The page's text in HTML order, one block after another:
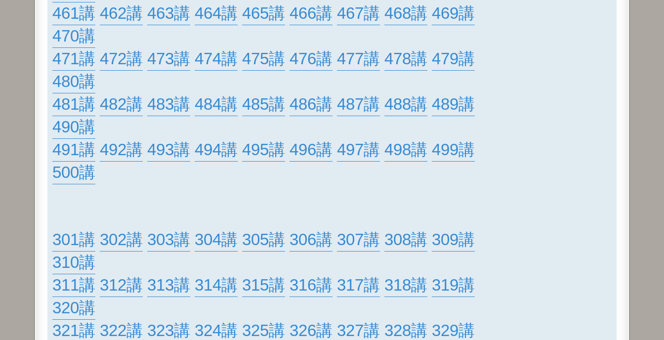
461講 462講 463講 464講 465講 466講 467講 468講 469講
470講
471講 472講 473講 474講 475講 476講 477講 478講 479講
480講
481講 482講 483講 484講 485講 486講 487講 488講 489講
490講
491講 492講 493講 494講 495講 496講 497講 498講 499講
500講
301講 302講 303講 304講 305講 306講 307講 308講 309講
310講
311講 312講 313講 314講 315講 316講 317講 318講 319講
320講
321講 322講 323講 324講 325講 326講 327講 328講 329講